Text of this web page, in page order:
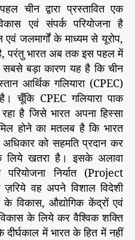
चीन द्वारा प्रस्तावित एक
एवं संपर्क परियोजना है
जलमार्गों के माध्यम से यूरोप,
परंतु भारत अब तक इस पहल में
बड़ा कारण यह है कि चीन
आर्थिक गलियारा (CPEC)
चूँकि CPEC गलियारा पाक
है जिसे भारत अपना हिस्सा
होने का मतलब है कि भारत
अधिकार को सहमति प्रदान कर
लिये खतरा है। इसके अलावा
निर्यात (Project
वह अपने विशाल विदेशी
के विकास, औद्योगिक केंद्रों एवं
के लिये कर वैश्विक शक्ति
में भारत के हित में नहीं